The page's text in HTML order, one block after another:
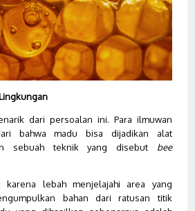
dari persoalan ini. Para ilmuwan
bahwa madu bisa dijadikan alat
sebuah teknik yang disebut bee
karena lebah menjelajahi area yang
bahan dari ratusan titik